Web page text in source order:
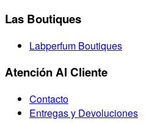
Las Boutiques
Labperfum Boutiques
Atención Al Cliente
Contacto
Entregas y Devoluciones